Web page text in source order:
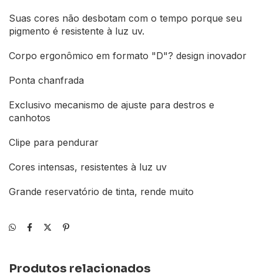
Suas cores não desbotam com o tempo porque seu
pigmento é resistente à luz uv.
Corpo ergonômico em formato "D"? design inovador
Ponta chanfrada
Exclusivo mecanismo de ajuste para destros e
canhotos
Clipe para pendurar
Cores intensas, resistentes à luz uv
Grande reservatório de tinta, rende muito
Produtos relacionados